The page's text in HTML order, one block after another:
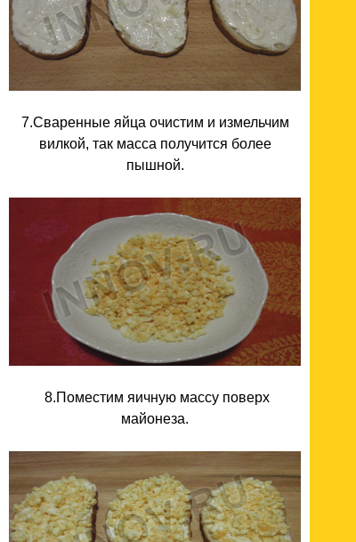
7.Сваренные яйца очистим и измельчим
вилкой, так масса получится более
пышной.
8.Поместим яичную массу поверх
майонеза.